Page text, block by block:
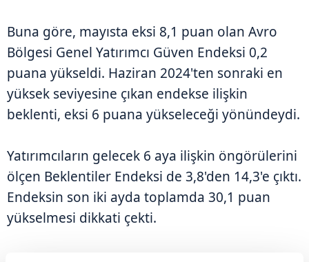
Buna göre, mayısta eksi 8,1 puan olan Avro
Bölgesi Genel Yatırımcı Güven Endeksi 0,2
puana yükseldi. Haziran 2024'ten sonraki en
yüksek seviyesine çıkan endekse ilişkin
beklenti, eksi 6 puana yükseleceği yönündeydi.
Yatırımcıların gelecek 6 aya ilişkin öngörülerini
ölçen Beklentiler Endeksi de 3,8'den 14,3'e çıktı.
Endeksin son iki ayda toplamda 30,1 puan
yükselmesi dikkati çekti.